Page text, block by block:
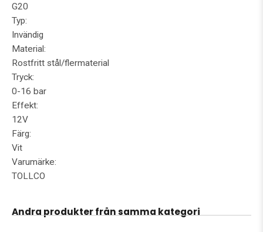
G20
Typ:
Invändig
Material:
Rostfritt stål/flermaterial
Tryck:
0-16 bar
Effekt:
12V
Färg:
Vit
Varumärke:
TOLLCO
Andra produkter från samma kategori